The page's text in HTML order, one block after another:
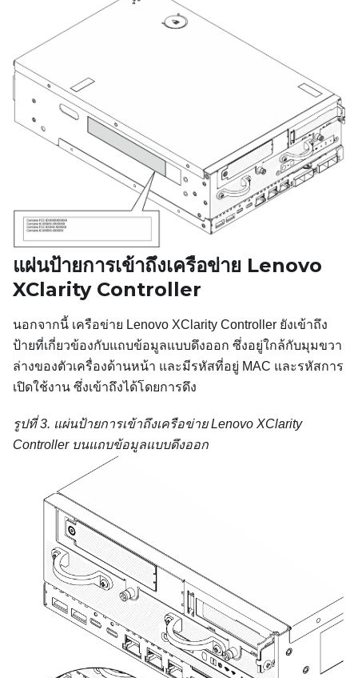
แผ่นป้ายการเข้าถึงเครือข่าย Lenovo
XClarity Controller
นอกจากนี้ เครือข่าย Lenovo XClarity Controller ยังเข้าถึง
ป้ายที่เกี่ยวข้องกับแถบข้อมูลแบบดึงออก ซึ่งอยู่ใกล้กับมุมขวา
ล่างของตัวเครื่องด้านหน้า และมีรหัสที่อยู่ MAC และรหัสการ
เปิดใช้งาน ซึ่งเข้าถึงได้โดยการดึง
รูปที่ 3. แผ่นป้ายการเข้าถึงเครือข่าย Lenovo XClarity
Controller บนแถบข้อมูลแบบดึงออก